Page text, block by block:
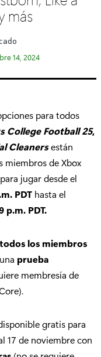
más
14, 2024
para todos
College Football 25,
Cleanersestán
miembros de Xbox
jugar desde el
PDT hasta el
p.m. PDT.
todos los miembros
prueba
membresía de
gratis para
17 de noviembre con